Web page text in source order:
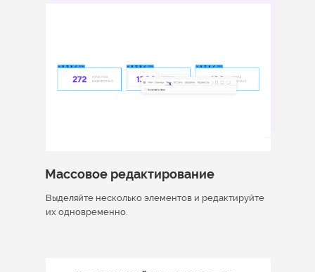
Массовое редактирование
Выделяйте несколько элементов и редактируйте
их одновременно.